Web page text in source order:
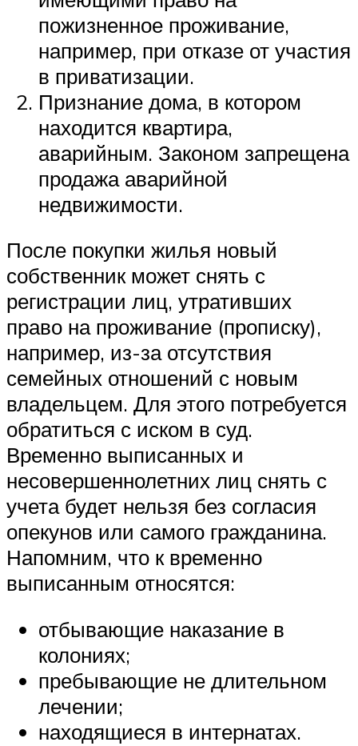
пожизненное проживание,
например, при отказе от участия
в приватизации.
Признание дома, в котором
находится квартира,
аварийным. Законом запрещена
продажа аварийной
недвижимости.
После покупки жилья новый
собственник может снять с
регистрации лиц, утративших
право на проживание (прописку),
например, из-за отсутствия
семейных отношений с новым
владельцем. Для этого потребуется
обратиться с иском в суд.
Временно выписанных и
несовершеннолетних лиц снять с
учета будет нельзя без согласия
опекунов или самого гражданина.
Напомним, что к временно
выписанным относятся:
отбывающие наказание в
колониях;
пребывающие не длительном
лечении;
находящиеся в интернатах.